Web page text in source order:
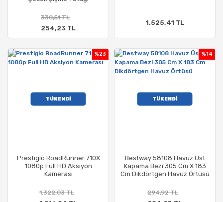
330,51 TL
254,23 TL
1.525,41 TL
TÜKENDİ
Prestigio RoadRunner 710X
1080p Full HD Aksiyon
Kamerası
%23
1.322,03 TL
TÜKENDİ
Bestway 58108 Havuz Üst
Kapama Bezi 305 Cm X 183
Cm Dikdörtgen Havuz Örtüsü
%14
294,92 TL